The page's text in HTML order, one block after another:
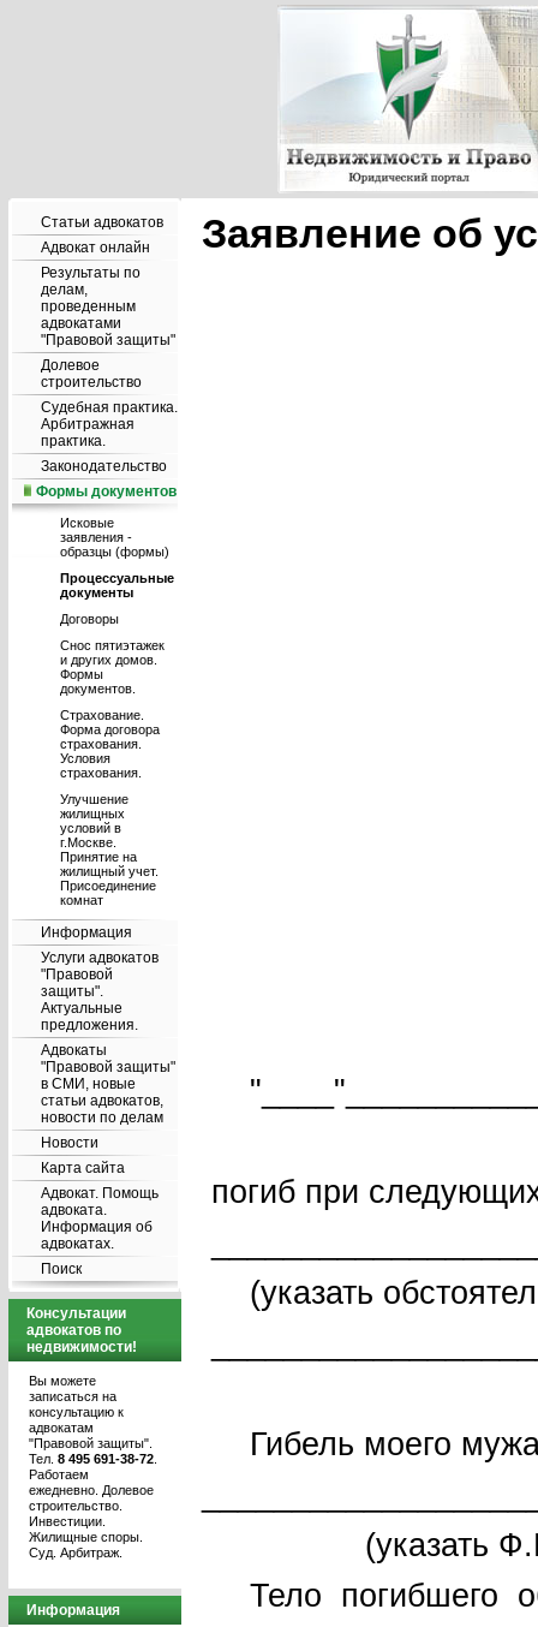
Статьи адвокатов
Адвокат онлайн
Результаты по
делам,
проведенным
адвокатами
"Правовой защиты"
Долевое
строительство
Судебная практика.
Арбитражная
практика.
Законодательство
Формы документов
Исковые
заявления -
образцы (формы)
Процессуальные
документы
Договоры
Снос пятиэтажек
и других домов.
Формы
документов.
Страхование.
Форма договора
страхования.
Условия
страхования.
Улучшение
жилищных
условий в
г.Москве.
Принятие на
жилищный учет.
Присоединение
комнат
Информация
Услуги адвокатов
"Правовой
защиты".
Актуальные
предложения.
Адвокаты
"Правовой защиты"
в СМИ, новые
статьи адвокатов,
новости по делам
Новости
Карта сайта
Адвокат. Помощь
адвоката.
Информация об
адвокатах.
Поиск
Консультации
адвокатов по
недвижимости!
Вы можете
записаться на
консультацию к
адвокатам
"Правовой защиты".
Тел. 8 495 691-38-72
Работаем
ежедневно. Долевое
строительство.
Инвестиции.
Жилищные споры.
Суд. Арбитраж.
Информация
Заявление об
погиб при
(указать
Гибель моего мужа
(указать
Тело погибшего